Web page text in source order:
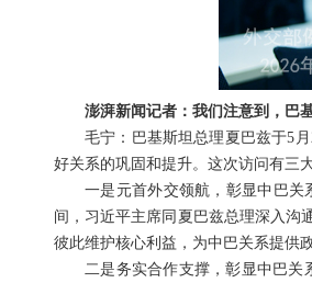
澎湃新闻记者：我们注意到，巴
毛宁：巴基斯坦总理夏巴兹于5
好关系的巩固和提升。这次访问有三
一是元首外交领航，彰显中巴关
间，习近平主席同夏巴兹总理深入沟
彼此维护核心利益，为中巴关系提供
二是务实合作支撑，彰显中巴关